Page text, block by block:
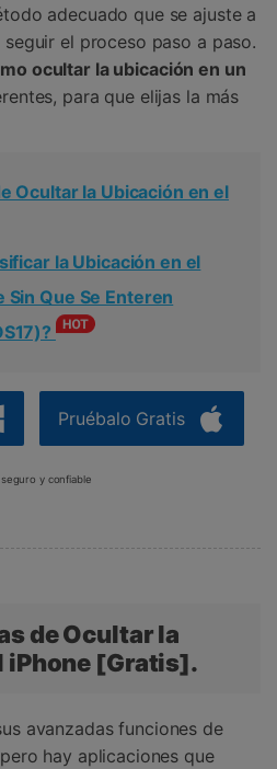
adecuado que se ajuste a
el proceso paso a paso.
ocultar la ubicación en un
para que elijas la más
Ocultar la Ubicación en el
la Ubicación en el
Sin Que Se Enteren
Pruébalo Gratis
seguro y confiable
de Ocultar la
iPhone [Gratis].
avanzadas funciones de
hay aplicaciones que